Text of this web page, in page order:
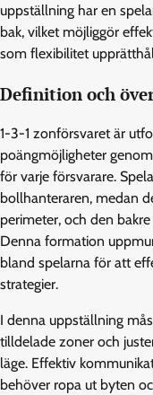
uppställning har en
bak, vilket möjliggör
som flexibilitet
Definition och
1-3-1 zonförsvaret är
poängmöjligheter
för varje försvarare.
bollhanteraren, medan
perimeter, och den
Denna formation
bland spelarna för att
strategier.
I denna uppställning
tilldelade zoner och
läge. Effektiv
behöver ropa ut byten